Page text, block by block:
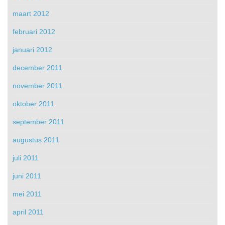
maart 2012
februari 2012
januari 2012
december 2011
november 2011
oktober 2011
september 2011
augustus 2011
juli 2011
juni 2011
mei 2011
april 2011